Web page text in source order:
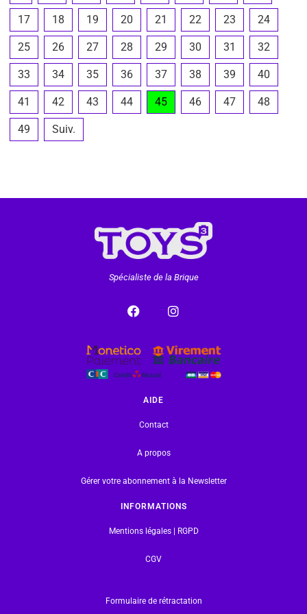
17 18 19 20 21 22 23 24
25 26 27 28 29 30 31 32
33 34 35 36 37 38 39 40
41 42 43 44 45 46 47 48
49 Suiv.
Spécialiste de la Brique
AIDE
Contact
A propos
Gérer votre abonnement à la Newsletter
INFORMATIONS
Mentions légales | RGPD
CGV
Formulaire de rétractation